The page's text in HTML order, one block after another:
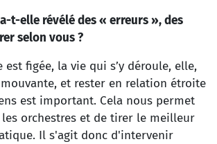
t-elle révélé des « erreurs », des
selon vous ?
est figée, la vie qui s’y déroule, elle,
et rester en relation étroite
est important. Cela nous permet
les orchestres et de tirer le meilleur
Il s'agit donc d'intervenir